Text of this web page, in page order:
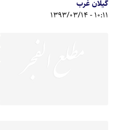
گیلان غرب
10:11 - 1393/03/14